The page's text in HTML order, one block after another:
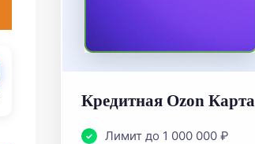
Кредитная Ozon Карта
Лимит до 1 000 000 ₽